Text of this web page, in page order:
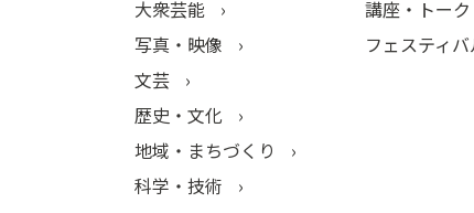
大衆芸能
写真・映像
文芸
歴史・文化
地域・まちづくり
科学・技術
講座・トーク
フェスティバ